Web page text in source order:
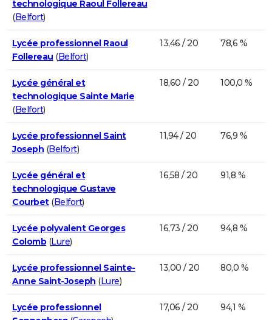
technologique Raoul Follereau
(Belfort)
Lycée professionnel Raoul
Follereau (Belfort)
13,46 / 20 78,6 %
Lycée général et
technologique Sainte Marie
(Belfort)
18,60 / 20 100,0 %
Lycée professionnel Saint
Joseph (Belfort)
11,94 / 20 76,9 %
Lycée général et
technologique Gustave
Courbet(Belfort)
16,58 / 20 91,8 %
Lycée polyvalent Georges
Colomb (Lure)
16,73 / 20 94,8 %
Lycée professionnel Sainte-
Anne Saint-Joseph (Lure)
13,00 / 20 80,0 %
Lycée professionnel
17,06 / 20 94,1 %